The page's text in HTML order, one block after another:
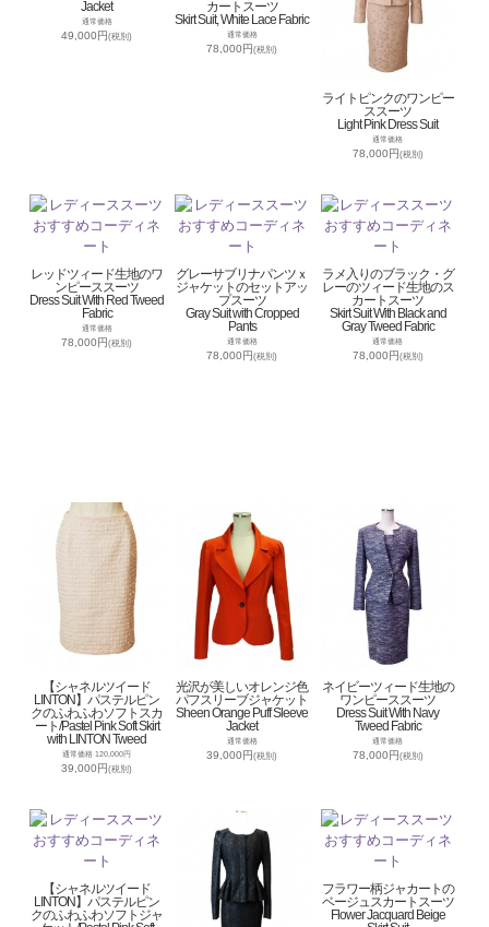
Jacket
通常価格
49,000円(税別)
カートスーツ
Skirt Suit, White Lace Fabric
通常価格
78,000円(税別)
ライトピンクのワンピー
ススーツ
Light Pink Dress Suit
通常価格
78,000円(税別)
レッドツィード生地のワ
ンピーススーツ
Dress Suit With Red Tweed
Fabric
通常価格
78,000円(税別)
グレーサブリナパンツｘ
ジャケットのセットアッ
プスーツ
Gray Suit with Cropped
Pants
通常価格
78,000円(税別)
ラメ入りのブラック・グ
レーのツィード生地のス
カートスーツ
Skirt Suit With Black and
Gray Tweed Fabric
通常価格
78,000円(税別)
【シャネルツイード
LINTON】パステルピン
クのふわふわソフトスカ
ート/Pastel Pink Soft Skirt
with LINTON Tweed
通常価格 120,000円
39,000円(税別)
光沢が美しいオレンジ色
パフスリーブジャケット
Sheen Orange Puff Sleeve
Jacket
通常価格
39,000円(税別)
ネイビーツィード生地の
ワンピーススーツ
Dress Suit With Navy
Tweed Fabric
通常価格
78,000円(税別)
【シャネルツイード
LINTON】パステルピン
クのふわふわソフトジャ
フラワー柄ジャカートの
ベージュスカートスーツ
Flower Jacquard Beige